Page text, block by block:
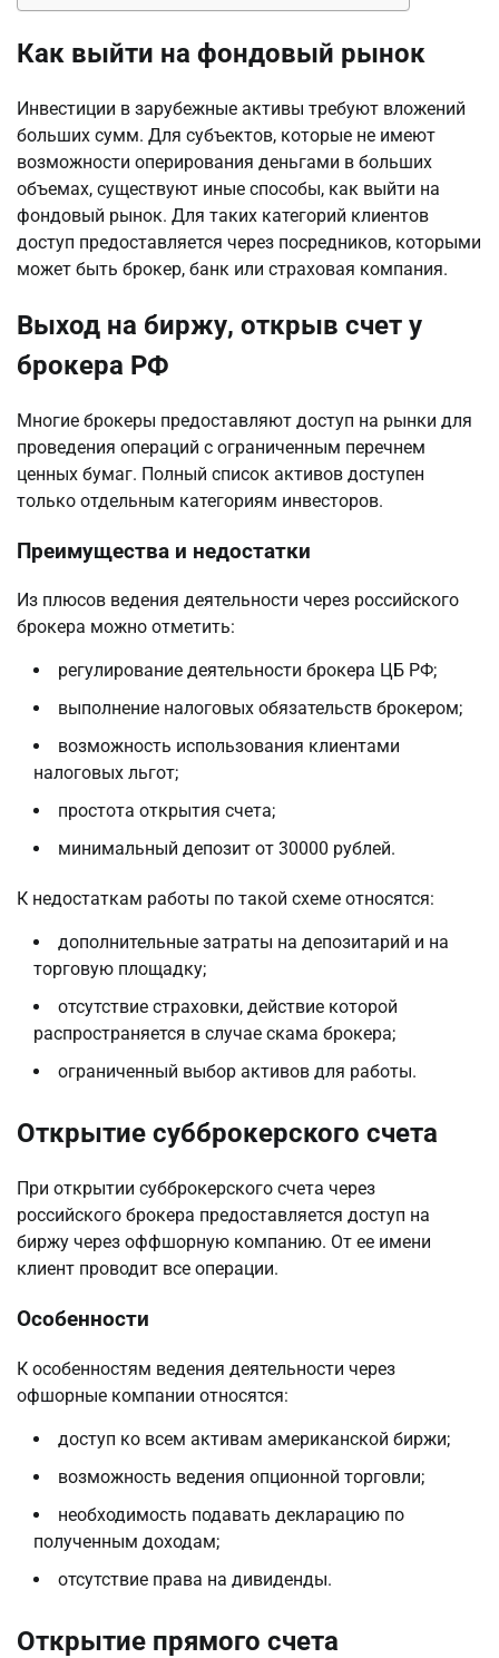
Как выйти на фондовый рынок
Инвестиции в зарубежные активы требуют вложений
больших сумм. Для субъектов, которые не имеют
возможности оперирования деньгами в больших
объемах, существуют иные способы, как выйти на
фондовый рынок. Для таких категорий клиентов
доступ предоставляется через посредников, которыми
может быть брокер, банк или страховая компания.
Выход на биржу, открыв счет у
брокера РФ
Многие брокеры предоставляют доступ на рынки для
проведения операций с ограниченным перечнем
ценных бумаг. Полный список активов доступен
только отдельным категориям инвесторов.
Преимущества и недостатки
Из плюсов ведения деятельности через российского
брокера можно отметить:
регулирование деятельности брокера ЦБ РФ;
выполнение налоговых обязательств брокером;
возможность использования клиентами
налоговых льгот;
простота открытия счета;
минимальный депозит от 30000 рублей.
К недостаткам работы по такой схеме относятся:
дополнительные затраты на депозитарий и на
торговую площадку;
отсутствие страховки, действие которой
распространяется в случае скама брокера;
ограниченный выбор активов для работы.
Открытие субброкерского счета
При открытии субброкерского счета через
российского брокера предоставляется доступ на
биржу через оффшорную компанию. От ее имени
клиент проводит все операции.
Особенности
К особенностям ведения деятельности через
офшорные компании относятся:
доступ ко всем активам американской биржи;
возможность ведения опционной торговли;
необходимость подавать декларацию по
полученным доходам;
отсутствие права на дивиденды.
Открытие прямого счета